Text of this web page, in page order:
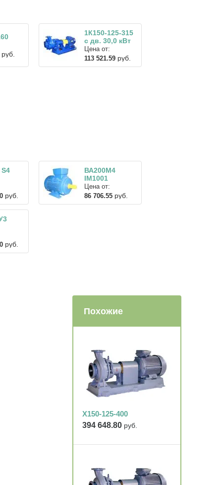
руб.
1К150-125-315
с дв. 30,0 кВт
Цена от:
113 521.59 руб.
руб.
ВА200М4
IM1001
Цена от:
86 706.55 руб.
руб.
Похожие
Х150-125-400
394 648.80 руб.